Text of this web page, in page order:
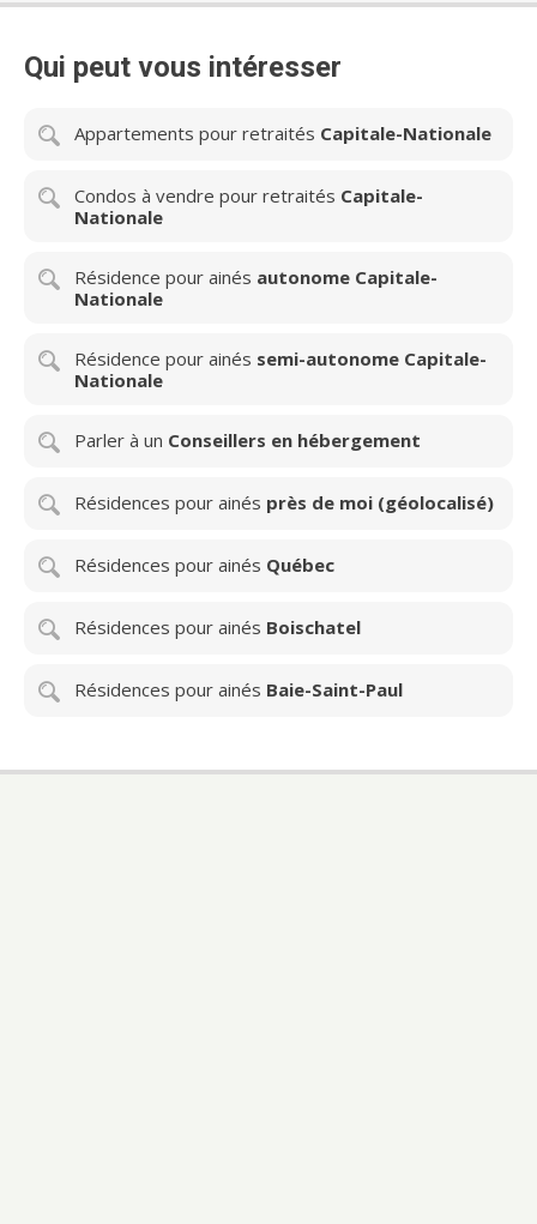
Qui peut vous intéresser
Appartements pour retraités Capitale-Nationale
Condos à vendre pour retraités Capitale-
Nationale
Résidence pour ainés autonome Capitale-
Nationale
Résidence pour ainés semi-autonome Capitale-
Nationale
Parler à un Conseillers en hébergement
Résidences pour ainés près de moi (géolocalisé)
Résidences pour ainés Québec
Résidences pour ainés Boischatel
Résidences pour ainés Baie-Saint-Paul